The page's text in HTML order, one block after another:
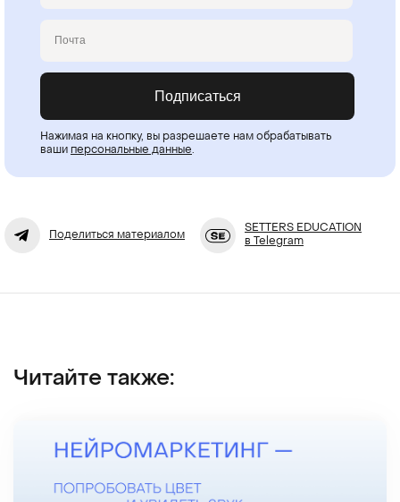
Подписаться
Нажимая на кнопку, вы разрешаете нам обрабатывать
ваши персональные данные.
Поделиться материалом
SETTERS EDUCATION
в Telegram
Читайте также: